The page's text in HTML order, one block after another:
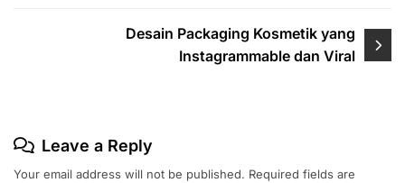
Desain Packaging Kosmetik yang
Instagrammable dan Viral
Leave a Reply
Your email address will not be published. Required fields are